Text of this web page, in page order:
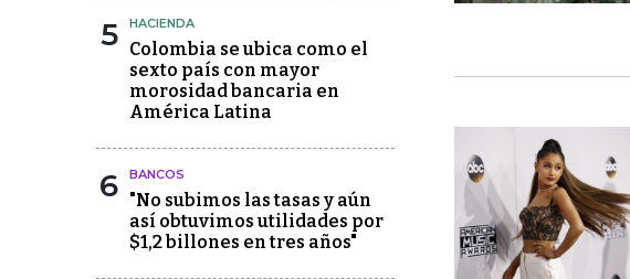
5 HACIENDA
Colombia se ubica como el
sexto país con mayor
morosidad bancaria en
América Latina
6 BANCOS
"No subimos las tasas y aún
así obtuvimos utilidades por
$1,2 billones en tres años"